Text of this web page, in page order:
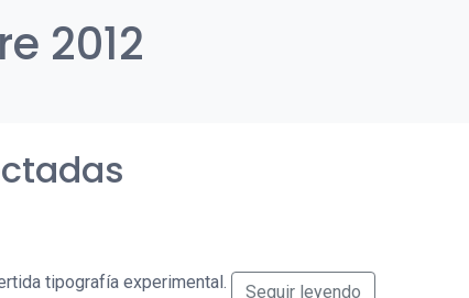
2012
tipografía experimental. Seguir leyendo